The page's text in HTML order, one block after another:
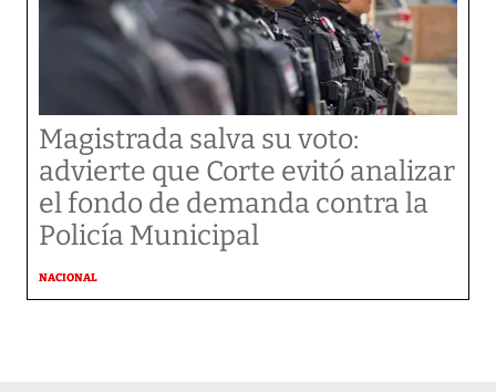
Magistrada salva su voto:
advierte que Corte evitó analizar
el fondo de demanda contra la
Policía Municipal
NACIONAL